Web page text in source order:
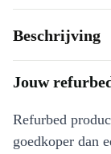
Beschrijving
Jouw
Refurbed
goedkoper dan